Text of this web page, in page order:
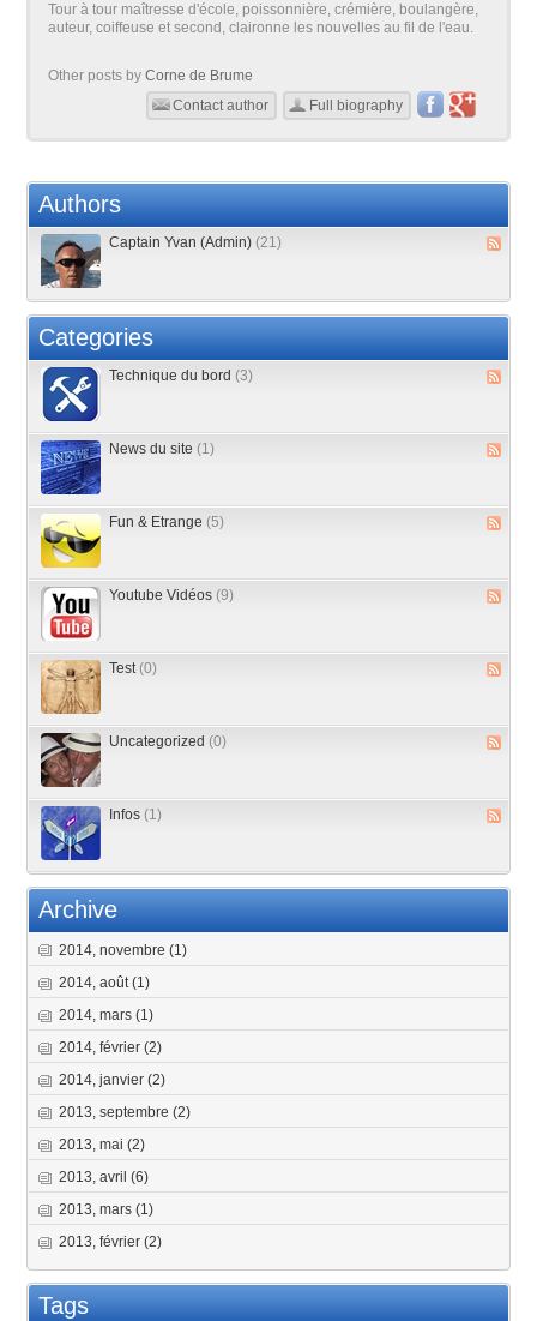
Tour à tour maîtresse d'école, poissonnière, crémière, boulangère,
auteur, coiffeuse et second, claironne les nouvelles au fil de l'eau.
Other posts byCorne de Brume
Contact author
Full biography
Authors
Captain Yvan (Admin) (21)
Categories
Technique du bord (3)
News du site (1)
Fun & Etrange (5)
Youtube Vidéos (9)
Test (0)
Uncategorized (0)
Infos (1)
Archive
2014, novembre(1)
2014, août(1)
2014, mars(1)
2014, février(2)
2014, janvier(2)
2013, septembre(2)
2013, mai(2)
2013, avril(6)
2013, mars(1)
2013, février(2)
Tags